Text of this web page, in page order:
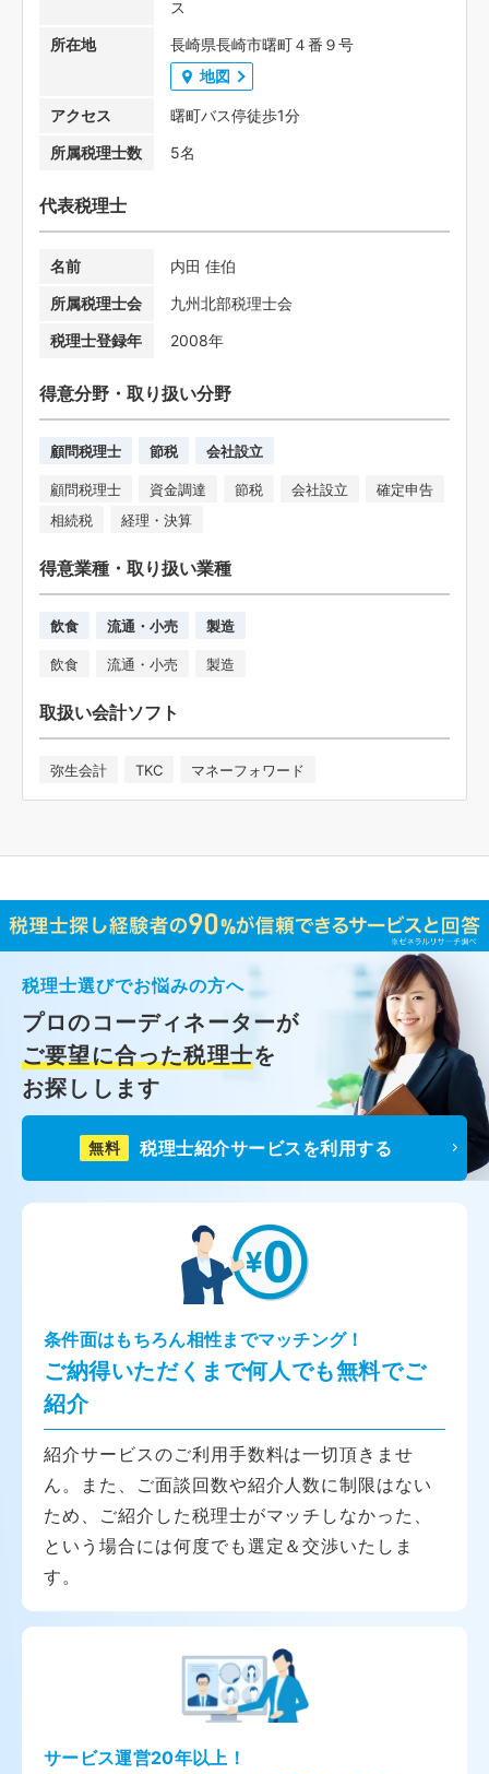
ス
所在地
長崎県長崎市曙町４番９号
地図
アクセス
曙町バス停徒歩1分
所属税理士数
5名
代表税理士
名前
内田 佳伯
所属税理士会
九州北部税理士会
税理士登録年
2008年
得意分野・取り扱い分野
顧問税理士 節税 会社設立
顧問税理士 資金調達 節税 会社設立
確定申告
相続税
経理・決算
得意業種・取り扱い業種
飲食 流通・小売 製造
飲食 流通・小売 製造
取扱い会計ソフト
弥生会計 TKC マネーフォワード
税理士選びでお悩みの方へ
プロのコーディネーターが
ご要望に合った税理士を
お探しします
無料 税理士紹介サービスを利用する
条件面はもちろん相性までマッチング！
ご納得いただくまで何人でも無料でご
紹介
紹介サービスのご利用手数料は一切頂きませ
ん。また、ご面談回数や紹介人数に制限はない
ため、ご紹介した税理士がマッチしなかった、
という場合には何度でも選定＆交渉いたしま
す。
サービス運営20年以上！